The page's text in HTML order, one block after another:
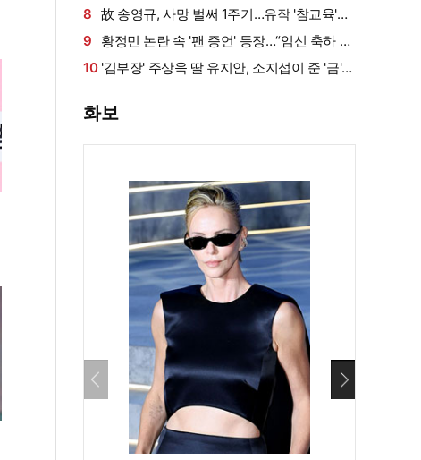
보증금 안 주면 법적 조치"
8 故 송영규, 사망 벌써 1주기…유작 '참교육'서
묵직한 존재감
9
황정민 논란 속 '팬 증언' 등장…“임신 축하 전
화·남편과 식사도”
10 '김부장' 주상욱 딸 유지안, 소지섭이 준 '금'
화보